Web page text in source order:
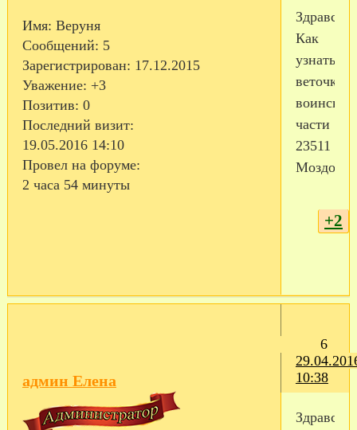
Имя: Веруня
Сообщений: 5
Зарегистрирован: 17.12.2015
Уважение: +3
Позитив: 0
Последний визит:
19.05.2016 14:10
Провел на форуме:
2 часа 54 минуты
Как
узнать
веточку
воинской
части
23511
Моздок?
+2
6
10:38
админ Елена